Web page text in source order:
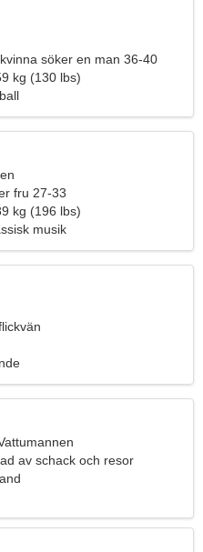
söker en man 36-40
kg (130 lbs)
fru 27-33
kg (196 lbs)
musik
av schack och resor